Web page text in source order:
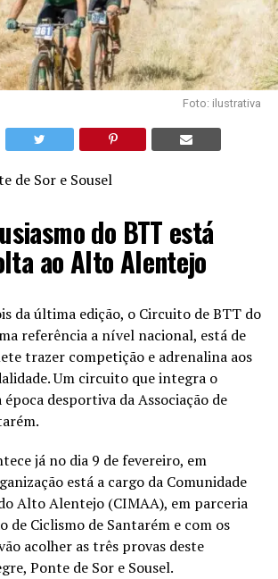
Foto: ilustrativa
de Sor e Sousel
do BTT está
ao Alto Alentejo
da última edição, o Circuito de BTT do
referência a nível nacional, está de
trazer competição e adrenalina aos
Um circuito que integra o
desportiva da Associação de
já no dia 9 de fevereiro, em
está a cargo da Comunidade
Alto Alentejo (CIMAA), em parceria
de Ciclismo de Santarém e com os
acolher as três provas deste
Ponte de Sor e Sousel.